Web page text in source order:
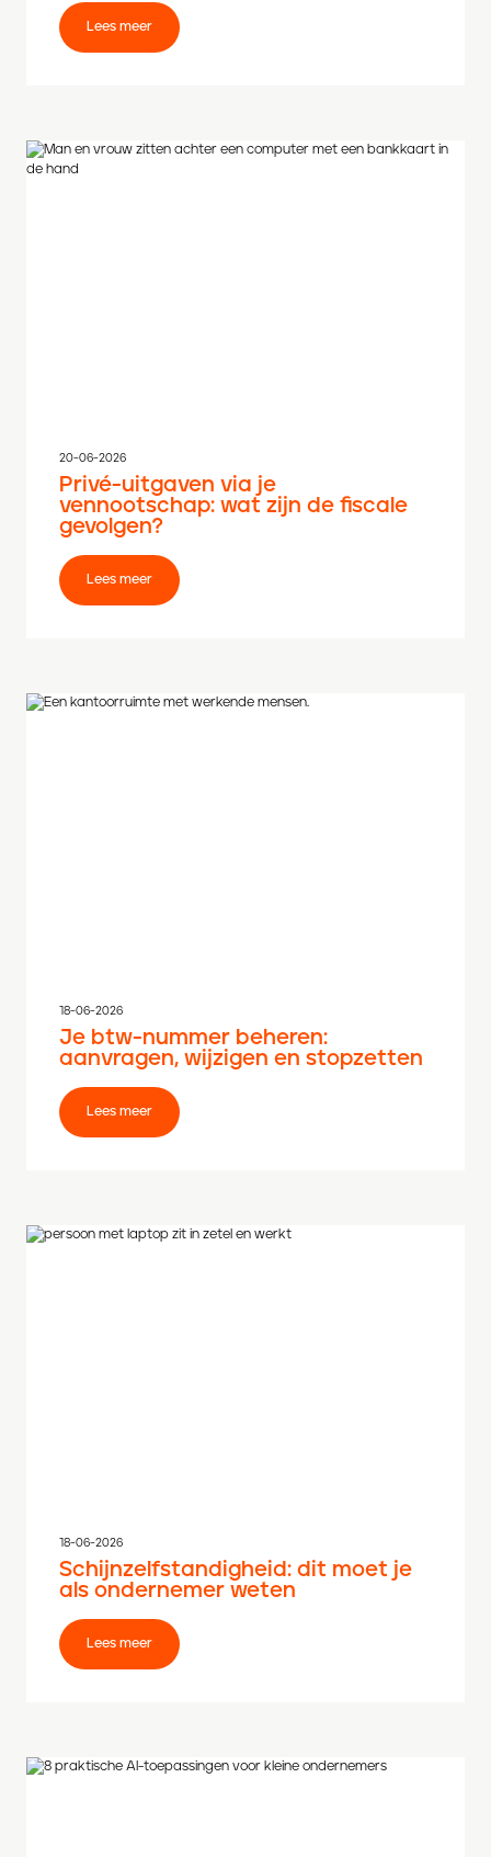
Lees meer
20-06-2026
Privé-uitgaven via je
vennootschap: wat zijn de fiscale
gevolgen?
Lees meer
18-06-2026
Je btw-nummer beheren:
aanvragen, wijzigen en stopzetten
Lees meer
18-06-2026
Schijnzelfstandigheid: dit moet je
als ondernemer weten
Lees meer